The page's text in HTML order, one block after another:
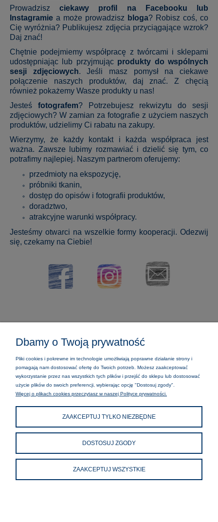
Prowadziszciekawy profil na Facebooku lub
Instagramie a może prowadzisz bloga? Robisz coś, co
Cię wyróżnia? Publikujesz zdjęcia przyciągające wzrok?
Daj znać!
Chętnie podejmiemy współpracę z twórcami i sklepami
udostępniając lub przyjmując produkty do wspólnych
sesji zdjęciowych. Jeśli masz pomysł na ciekawe
połączenie naszych produktów, daj znać. Z chęcią
również pokażemy Wasze produkty u nas!
Jesteś fotografem? Potrzebujesz rekwizytu do sesji
zdjęciowych? W zamian za fotografie z użyciem naszych
produktów, udzielimy Ci rabatu na zakupy.
Wierzymy, że każdy kontakt i każda współpraca jest
ważna. Zawsze lubimy rozmawiać i dzielić się tym, co
potrafimy najlepiej. Naszym partnerom oferujemy:
przedmioty na ekspozycję,
próbniki tkanin,
dostęp do opisów i fotografii produktów,
doradztwo,
atrakcyjne warunki współpracy.
Jesteśmy otwarci na wszelkie formy kooperacji. Odezwij
się, czekamy na Ciebie!
MOJE KONTO
REALIZACJA ZAMÓWIENIA
INFORMACJE
O NAS
POMOC
Dbamy o Twoją prywatność
Pliki cookies i pokrewne im technologie umożliwiają poprawne działanie strony i
pomagają nam dostosować ofertę do Twoich potrzeb. Możesz zaakceptować
wykorzystanie przez nas wszystkich tych plików i przejść do sklepu lub dostosować
użycie plików do swoich preferencji, wybierając opcję "Dostosuj zgody".
Więcej o plikach cookies przeczytasz w naszej Polityce prywatności.
ZAAKCEPTUJ TYLKO NIEZBĘDNE
DOSTOSUJ ZGODY
ZAAKCEPTUJ WSZYSTKIE